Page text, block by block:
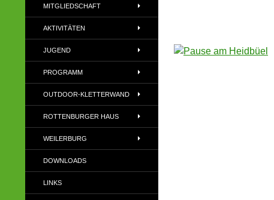
MITGLIEDSCHAFT
AKTIVITÄTEN
JUGEND
PROGRAMM
OUTDOOR-KLETTERWAND
ROTTENBURGER HAUS
WEILERBURG
DOWNLOADS
LINKS